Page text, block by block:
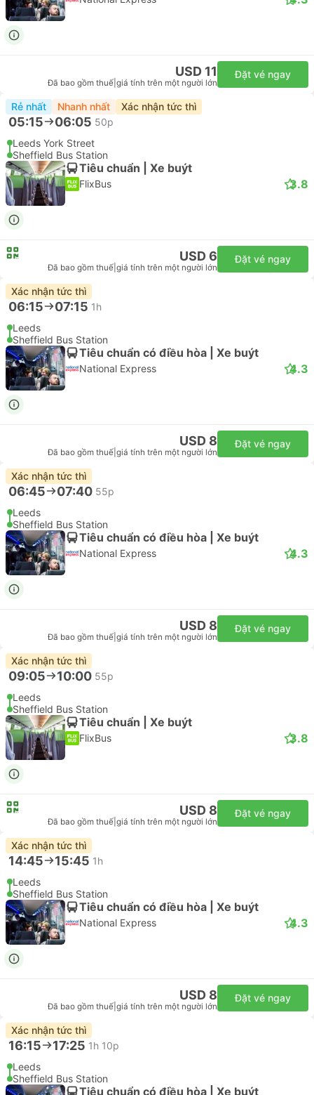
USD 11
Đã bao gồm thuế giá tính trên một người lớn
Đặt vé ngay
Rẻ nhất Nhanh nhất Xác nhận tức thì
05:15 06:05 50p
Leeds York Street
Sheffield Bus Station
Tiêu chuẩn | Xe buýt
FlixBus 3.8
USD 6
Đã bao gồm thuế giá tính trên một người lớn
Đặt vé ngay
Xác nhận tức thì
06:15 07:15 1h
Leeds
Sheffield Bus Station
Tiêu chuẩn có điều hòa | Xe buýt
National Express 4.3
USD 8
Đã bao gồm thuế giá tính trên một người lớn
Đặt vé ngay
Xác nhận tức thì
06:45 07:40 55p
Leeds
Sheffield Bus Station
Tiêu chuẩn có điều hòa | Xe buýt
National Express 4.3
USD 8
Đã bao gồm thuế giá tính trên một người lớn
Đặt vé ngay
Xác nhận tức thì
09:05 10:00 55p
Leeds
Sheffield Bus Station
Tiêu chuẩn | Xe buýt
FlixBus 3.8
USD 8
Đã bao gồm thuế giá tính trên một người lớn
Đặt vé ngay
Xác nhận tức thì
14:45 15:45 1h
Leeds
Sheffield Bus Station
Tiêu chuẩn có điều hòa | Xe buýt
National Express 4.3
USD 8
Đã bao gồm thuế giá tính trên một người lớn
Đặt vé ngay
Xác nhận tức thì
16:15 17:25 1h 10p
Leeds
Sheffield Bus Station
Tiêu chuẩn có điều hòa | Xe buýt